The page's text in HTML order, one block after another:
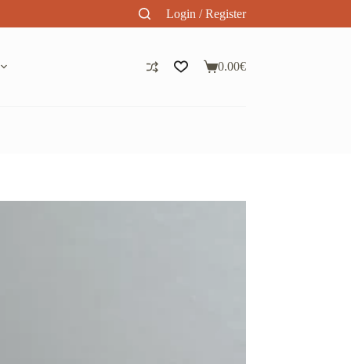
Login / Register
Panier
0.00€